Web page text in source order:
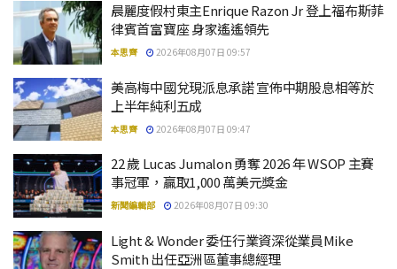
晨麗度假村東主Enrique Razon Jr 登上福布斯菲
律賓首富寶座 身家遙遙領先
本思齊 2026年08月07日 09:57
美高梅中國兌現派息承諾 宣佈中期股息相等於
上半年純利五成
本思齊 2026年08月07日 09:47
22 歲 Lucas Jumalon 勇奪 2026 年 WSOP 主賽
事冠軍，贏取1,000 萬美元獎金
新聞編輯部 2026年08月07日 09:30
Light & Wonder 委任行業資深從業員Mike
Smith 出任亞洲區董事總經理